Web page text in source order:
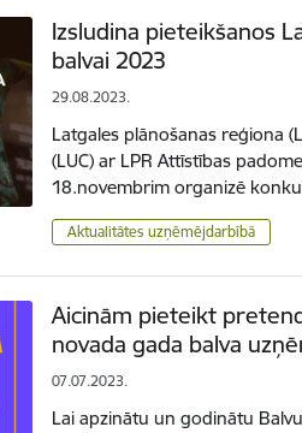
Izsludina pieteikšanos
balvai 2023
29.08.2023.
Latgales plānošanas reģiona
(LUC) ar LPR Attīstības
18.novembrim organizē
Aktualitātes uzņēmējdarbībā
Aicinām pieteikt
novada gada balva
07.07.2023.
Lai apzinātu un godinātu